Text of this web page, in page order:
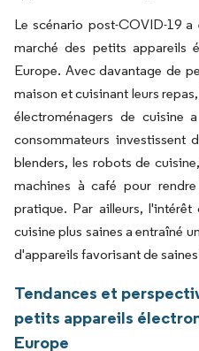
Le scénario post-COVID-19
marché des petits appareils
Europe. Avec davantage de
maison et cuisinant leurs
électroménagers de cuisine
consommateurs investissent
blenders, les robots de
machines à café pour
pratique. Par ailleurs,
cuisine plus saines a entraîné
d'appareils favorisant de
Tendances et
petits appareils
Europe